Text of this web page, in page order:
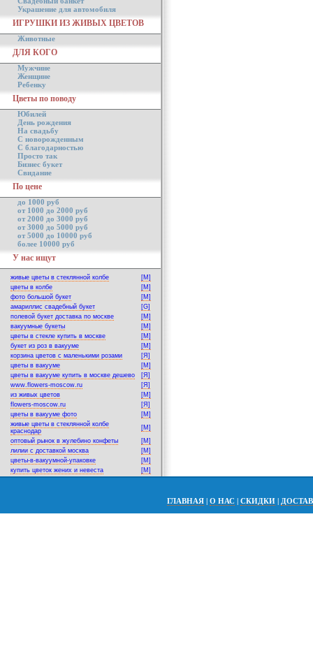
Украшение для автомобиля
ИГРУШКИ ИЗ ЖИВЫХ ЦВЕТОВ
Животные
ДЛЯ КОГО
Мужчине
Женщине
Ребенку
Цветы по поводу
Юбилей
День рождения
На свадьбу
С новорожденным
С благодарностью
Просто так
Бизнес букет
Свидание
По цене
до 1000 руб
от 1000 до 2000 руб
от 2000 до 3000 руб
от 3000 до 5000 руб
от 5000 до 10000 руб
более 10000 руб
У нас ищут
живые цветы в стеклянной колбе
[M]
цветы в колбе
[M]
фото большой букет
[M]
амариллис свадебный букет
[G]
полевой букет доставка по москве
[M]
вакуумные букеты
[M]
цветы в стекле купить в москве
[M]
букет из роз в вакууме
[M]
корзина цветов с маленькими розами
[Я]
цветы в вакууме
[M]
цветы в вакууме купить в москве дешево
[Я]
www.flowers-moscow.ru
[Я]
из живых цветов
[M]
flowers-moscow.ru
[Я]
цветы в вакууме фото
[M]
живые цветы в стеклянной колбе
краснодар
[M]
оптовый рынок в жулебино конфеты
[M]
лилии с доставкой москва
[M]
цветы-в-вакуумной-упаковке
[M]
купить цветок жених и невеста
[M]
ГЛАВНАЯ | О НАС | СКИДКИ |